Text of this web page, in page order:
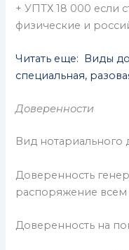
+ УПТХ 18 000 если
физические и
Читать еще: Виды
специальная,
Доверенности
Вид нотариального
Доверенность
распоряжение
Доверенность на